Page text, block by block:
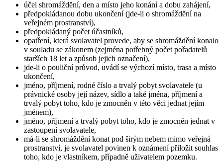
účel shromáždění, den a místo jeho konání a dobu zahájení,
předpokládanou dobu ukončení (jde-li o shromáždění na
veřejném prostranství),
předpokládaný počet účastníků,
opatření, která svolavatel provede, aby se shromáždění konalo
v souladu se zákonem (zejména potřebný počet pořadatelů
starších 18 let a způsob jejich označení),
jde-li o pouliční průvod, uvádí se výchozí místo, trasa a místo
ukončení,
jméno, příjmení, rodné číslo a trvalý pobyt svolavatele (u
právnické osoby její název, sídlo a také jména, příjmení a
trvalý pobyt toho, kdo je zmocněn v této věci jednat jejím
jménem),
jméno, příjmení a trvalý pobyt toho, kdo je zmocněn jednat v
zastoupení svolavatele,
má-li se shromáždění konat pod širým nebem mimo veřejná
prostranství, je svolavatel povinen k oznámení přiložit souhlas
toho, kdo je vlastníkem, případně uživatelem pozemku.